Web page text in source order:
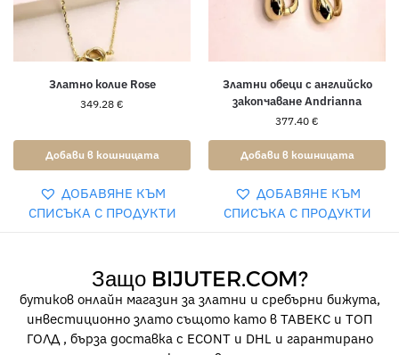
Златно колие Rose
349.28 €
Добави в кошницата
ДОБАВЯНЕ КЪМ
СПИСЪКА С ПРОДУКТИ
Златни обеци с английско
закопчаване Andrianna
377.40 €
Добави в кошницата
ДОБАВЯНЕ КЪМ
СПИСЪКА С ПРОДУКТИ
Защо BIJUTER.COM?
бутиков онлайн магазин за златни и сребърни бижута,
инвестиционно злато същото като в ТАВЕКС и ТОП
ГОЛД , бърза доставка с ECONT и DHL и гарантирано